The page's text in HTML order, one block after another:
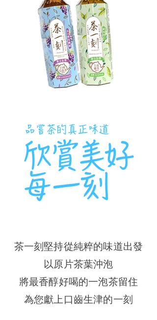
茶一刻堅持從純粹的味道出發
以原片茶葉沖泡
將最香醇好喝的一泡茶留住
​為您獻上口齒生津的一刻